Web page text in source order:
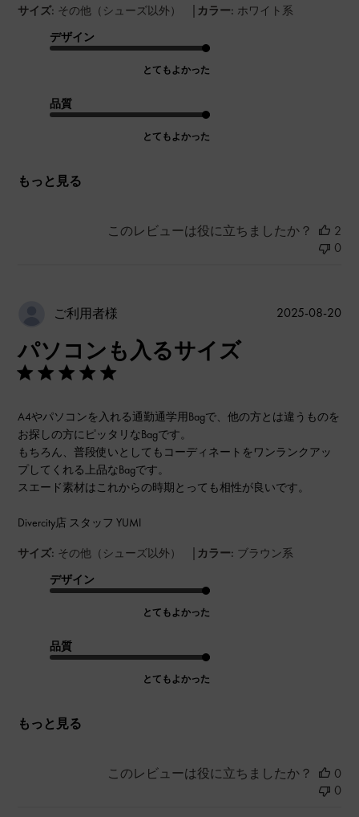
サイズ: その他（シューズ以外） | カラー: ホワイト系
デザイン
とてもよかった
品質
とてもよかった
もっと見る
このレビューは役に立ちましたか？
2
0
ご利用者様
パソコンも入るサイズ
A4やパソコンを入れる通勤通学用Bagで、他の方とは違うものを
お探しの方にピッタリなBagです。
もちろん、普段使いとしてもコーディネートをワンランクアッ
プしてくれる上品なBagです。
スエード素材はこれからの時期とっても相性が良いです。
Divercity店 スタッフ YUMI
サイズ: その他（シューズ以外） | カラー: ブラウン系
デザイン
とてもよかった
品質
とてもよかった
もっと見る
公
2025-08-20
このレビューは役に立ちましたか？
0
0